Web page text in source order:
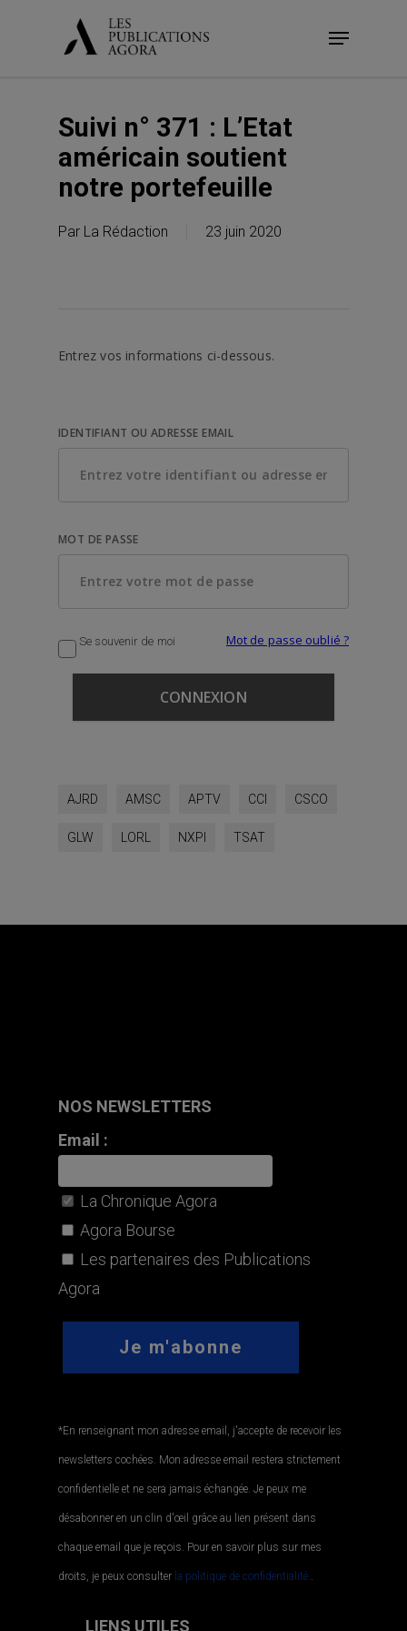
Menu
Suivi n° 371 : L’Etat
américain soutient
notre portefeuille
Par La Rédaction 23 juin 2020
Entrez vos informations ci-dessous.
IDENTIFIANT OU ADRESSE EMAIL
MOT DE PASSE
Se souvenir de moi Mot de passe oublié ?
AJRD AMSC APTV CCI CSCO
GLW LORL NXPI TSAT
NOS NEWSLETTERS
Email :
La Chronique Agora
Agora Bourse
Les partenaires des Publications
Agora
*En renseignant mon adresse email, j'accepte de recevoir les
newsletters cochées. Mon adresse email restera strictement
confidentielle et ne sera jamais échangée. Je peux me
désabonner en un clin d'œil grâce au lien présent dans
chaque email que je reçois. Pour en savoir plus sur mes
droits, je peux consulter la politique de confidentialité..
LIENS UTILES